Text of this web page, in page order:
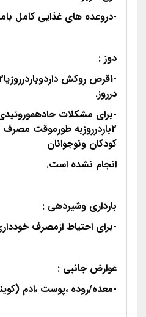
-دروعده های غذایی کامل
دوز :
درروز.
2باردرروزبه طورموقت
کودکان ونوجوانان
انجام نشده است.
بارداری وشیردهی :
-برای احتیاط ازمصرف
عوارض جانبی :
-معده/روده ،پوست ،ادم